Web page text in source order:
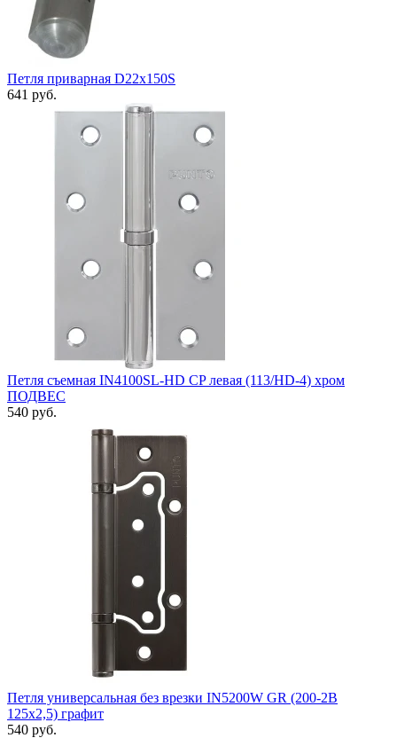
Петля приварная D22x150S
641 руб.
Петля съемная IN4100SL-HD CP левая (113/HD-4) хром
ПОДВЕС
540 руб.
Петля универсальная без врезки IN5200W GR (200-2B
125x2,5) графит
540 руб.